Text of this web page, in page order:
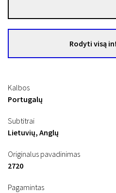
Rodyti visą
Kalbos
Portugalų
Subtitrai
Lietuvių, Anglų
Originalus pavadinimas
2720
Pagamintas